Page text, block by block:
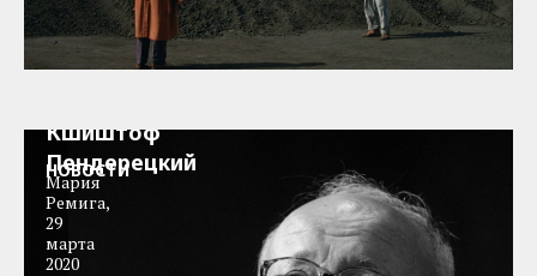
Кшиштоф
Пендерецкий
Мария
Ремига,
29
марта
2020
НОВОСТИ